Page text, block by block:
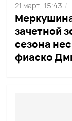
зачетной
сезона
фиаско
21 март, 15:43 /